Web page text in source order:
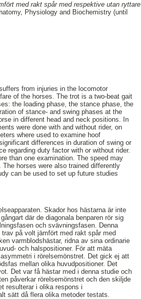
med rakt spår med respektive utan ryttare
Physiology and Biochemistry (until
from injuries in the locomotor
of the horses. The trot is a two-beat gait
the loading phase, the stance phase, the
of stance- and swing phases at the
in different head and neck positions. In
were done with and without rider, on
where used to examine hoof
differences in duration of swing or
regarding duty factor with or without rider.
than one examination. The speed may
horses were also trained differently
can be used to set up future studies
Skador hos hästarna är inte
där de diagonala benparen rör sig
och svävningsfasen. Denna
på volt jämfört med rakt spår med
varmblodshästar, ridna av sina ordinarie
och halspositioner. För att mäta
i rörelsemönstret. Det gick ej att
mellan olika huvudpositioner. Det
Det var få hästar med i denna studie och
påverkar rörelsemönstret och den skiljde
resulterar i olika respons i
sätt då flera olika metoder testats.